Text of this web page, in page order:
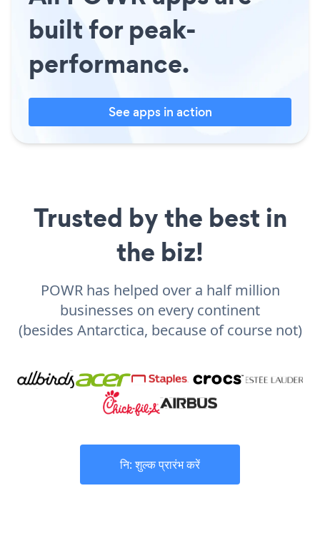
built for peak-
performance.
See apps in action
Trusted by the best in
the biz!
POWR has helped over a half million
businesses on every continent
(besides Antarctica, because of course not)
नि: शुल्क प्रारंभ करें